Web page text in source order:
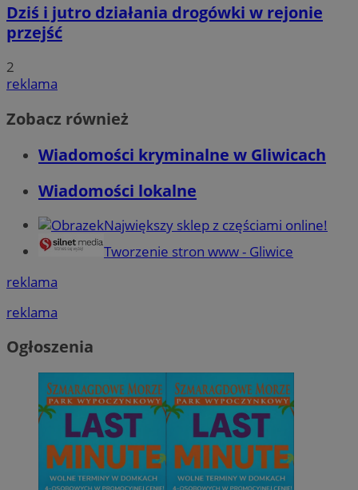
Dziś i jutro działania drogówki w rejonie
przejść
2
reklama
Zobacz również
Wiadomości kryminalne w Gliwicach
Wiadomości lokalne
Największy sklep z częściami online!
Tworzenie stron www - Gliwice
reklama
reklama
Ogłoszenia